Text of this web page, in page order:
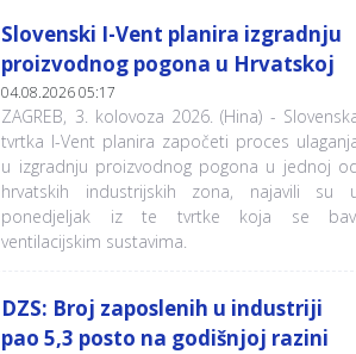
Slovenski I-Vent planira izgradnju
proizvodnog pogona u Hrvatskoj
04.08.2026 05:17
ZAGREB, 3. kolovoza 2026. (Hina) -
tvrtka I-Vent planira započeti proces
u izgradnju proizvodnog pogona u jednoj
hrvatskih industrijskih zona, najavili su
ponedjeljak iz te tvrtke koja se
ventilacijskim sustavima.
DZS: Broj zaposlenih u industriji
pao 5,3 posto na godišnjoj razini